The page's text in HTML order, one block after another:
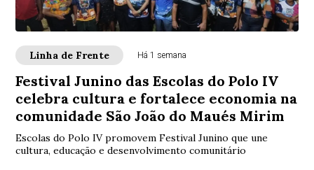
Linha de Frente Há 1 semana
Festival Junino das Escolas do Polo IV
celebra cultura e fortalece economia na
comunidade São João do Maués Mirim
Escolas do Polo IV promovem Festival Junino que une
cultura, educação e desenvolvimento comunitário